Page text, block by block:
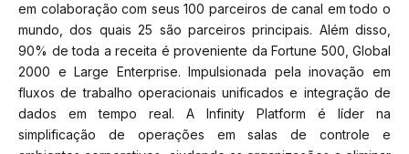
em colaboração com seus 100 parceiros de canal em todo o
mundo, dos quais 25 são parceiros principais. Além disso,
90% de toda a receita é proveniente da Fortune 500, Global
2000 e Large Enterprise. Impulsionada pela inovação em
fluxos de trabalho operacionais unificados e integração de
dados em tempo real. A Infinity Platform é líder na
simplificação de operações em salas de controle e